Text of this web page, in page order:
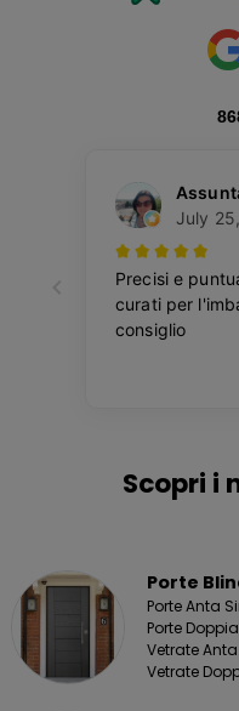
Scopri i
Porte
Porte Anta
Porte
Vetrate
Vetrate